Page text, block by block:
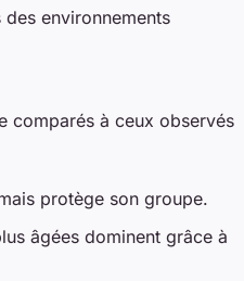
environnements
comparés à ceux observés
protège son groupe.
âgées dominent grâce à